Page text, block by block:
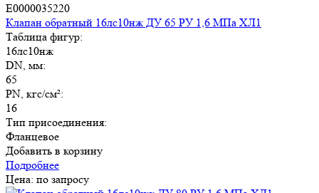
E0000035220
Клапан обратный 16лс10нж ДУ 65 РУ 1,6 МПа ХЛ1
Таблица фигур:
16лс10нж
DN, мм:
65
PN, кгс/см²:
16
Тип присоединения:
Фланцевое
Добавить в корзину
Подробнее
Цена: по запросу